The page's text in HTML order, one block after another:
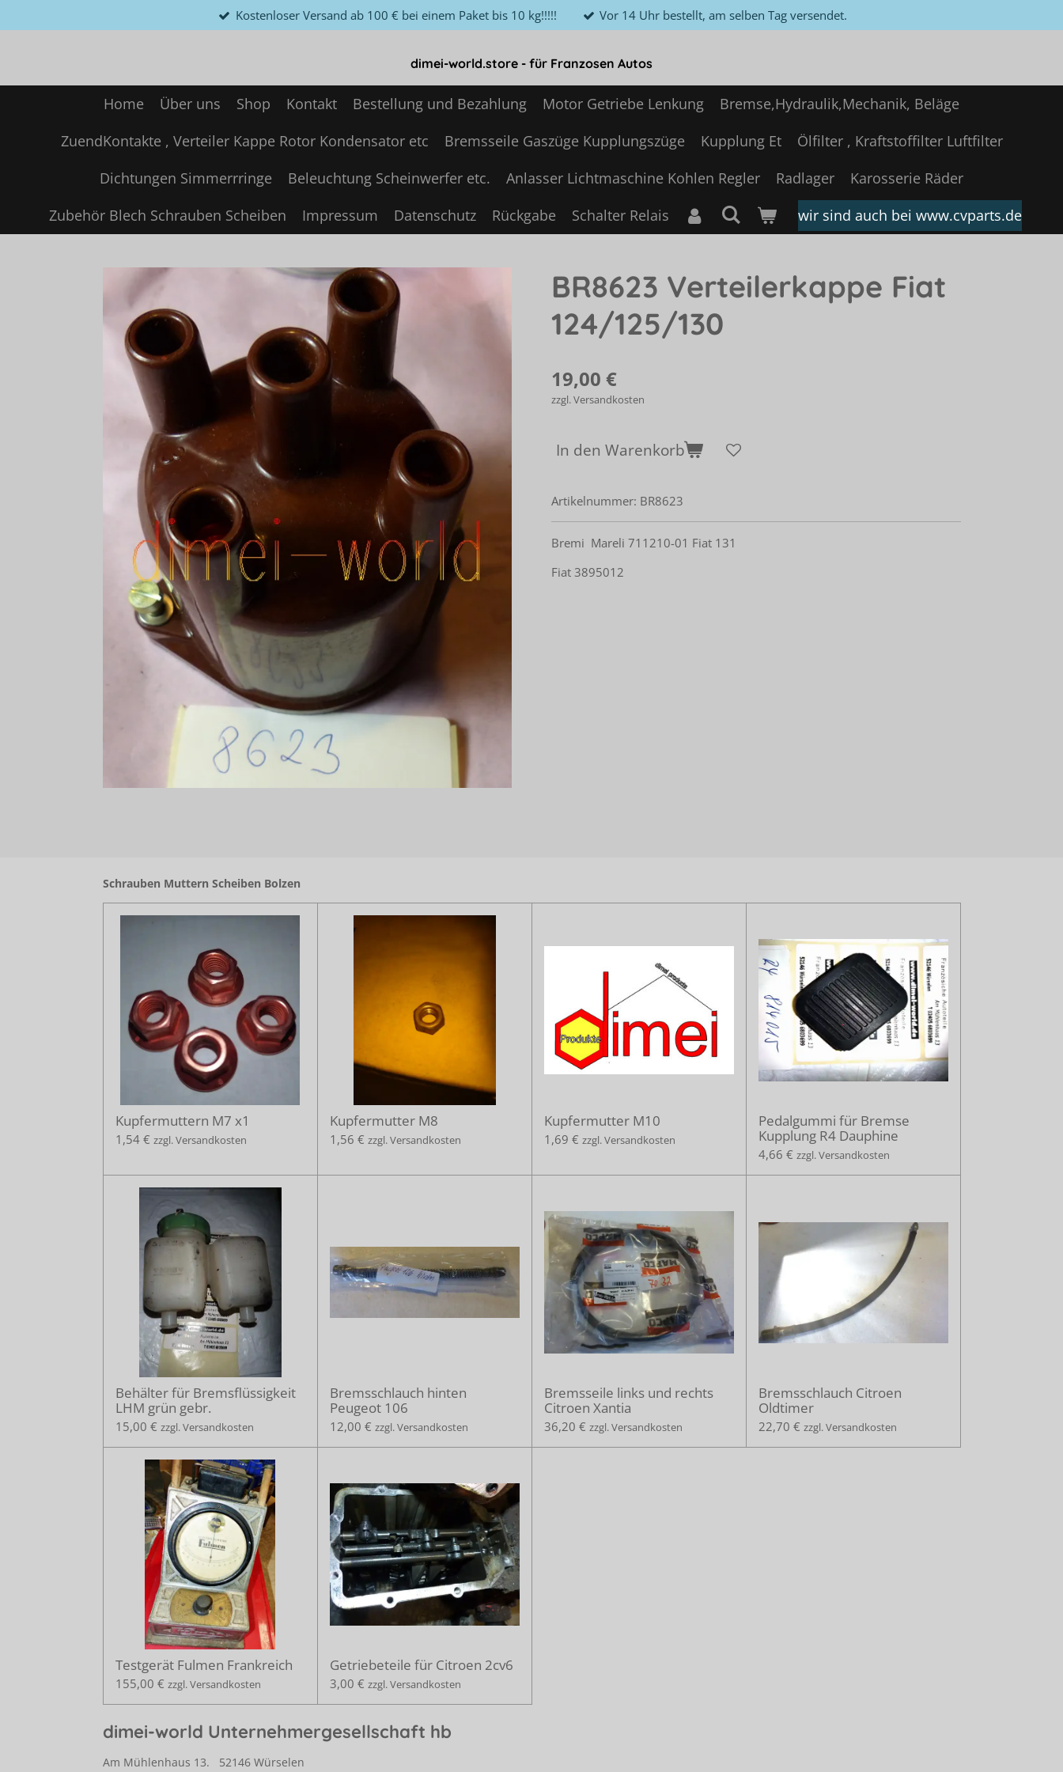
Hauptinhalt
Kostenloser Versand ab 100 € bei einem Paket bis 10 kg!!!!! Vor 14 Uhr bestellt, am selben Tag versendet.
dimei-world.store - für Franzosen Autos
Home Über uns Shop Kontakt Bestellung und Bezahlung Motor Getriebe Lenkung
Bremse,Hydraulik,Mechanik, Beläge
ZuendKontakte , Verteiler Kappe Rotor Kondensator etc
Bremsseile Gaszüge Kupplungszüge Kupplung Et
Ölfilter , Kraftstoffilter Luftfilter
Dichtungen Simmerrringe
Beleuchtung Scheinwerfer etc. Anlasser Lichtmaschine Kohlen Regler Radlager
Karosserie Räder
Zubehör Blech Schrauben Scheiben
Impressum Datenschutz Rückgabe Schalter Relais wir sind auch bei www.cvparts.de
BR8623 Verteilerkappe Fiat
124/125/130
19,00 €
zzgl. Versandkosten
In den Warenkorb
Artikelnummer: BR8623
Bremi Mareli 711210-01 Fiat 131
Fiat 3895012
Schrauben Muttern Scheiben Bolzen
Kupfermuttern M7 x1
1,54 € zzgl. Versandkosten
Kupfermutter M8
1,56 € zzgl. Versandkosten
Kupfermutter M10
1,69 € zzgl. Versandkosten
Pedalgummi für Bremse
Kupplung R4 Dauphine
4,66 € zzgl. Versandkosten
Behälter für Bremsflüssigkeit
LHM grün gebr.
15,00 € zzgl. Versandkosten
Bremsschlauch hinten
Peugeot 106
12,00 € zzgl. Versandkosten
Bremsseile links und rechts
Citroen Xantia
36,20 € zzgl. Versandkosten
Bremsschlauch Citroen
Oldtimer
22,70 € zzgl. Versandkosten
Testgerät Fulmen Frankreich
155,00 € zzgl. Versandkosten
Getriebeteile für Citroen 2cv6
3,00 € zzgl. Versandkosten
dimei-world Unternehmergesellschaft hb
Am Mühlenhaus 13. 52146 Würselen